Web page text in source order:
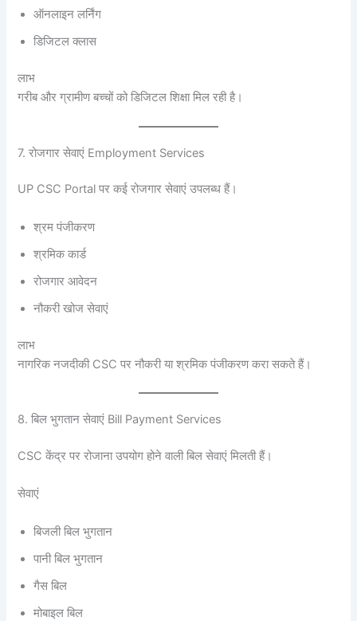
ऑनलाइन लर्निंग
डिजिटल क्लास
लाभ
गरीब और ग्रामीण बच्चों को डिजिटल शिक्षा मिल रही है।
7. रोजगार सेवाएं Employment Services
UP CSC Portal पर कई रोजगार सेवाएं उपलब्ध हैं।
श्रम पंजीकरण
श्रमिक कार्ड
रोजगार आवेदन
नौकरी खोज सेवाएं
लाभ
नागरिक नजदीकी CSC पर नौकरी या श्रमिक पंजीकरण करा सकते हैं।
8. बिल भुगतान सेवाएं Bill Payment Services
CSC केंद्र पर रोजाना उपयोग होने वाली बिल सेवाएं मिलती हैं।
सेवाएं
बिजली बिल भुगतान
पानी बिल भुगतान
गैस बिल
मोबाइल बिल